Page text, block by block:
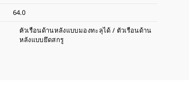
64.0
ตัวเรือนด้านหลังแบบมองทะลุได้ / ตัวเรือนด้าน
หลังแบบยึดสกรู